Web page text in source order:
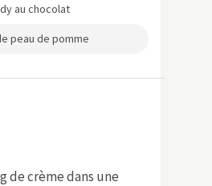
au chocolat
peau de pomme
de crème dans une